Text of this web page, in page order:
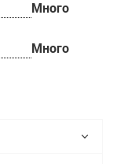
Много
Много